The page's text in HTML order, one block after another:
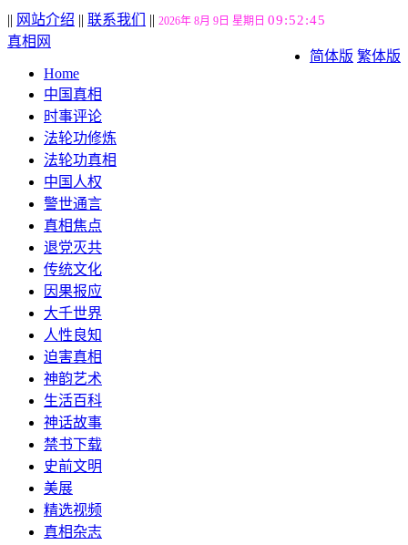
|| 网站介绍 || 联系我们 || 2026年 8月 9日 星期日 09:52:46
简体版 繁体版
真相网
Home
中国真相
时事评论
法轮功修炼
法轮功真相
中国人权
警世通言
真相焦点
退党灭共
传统文化
因果报应
大千世界
人性良知
迫害真相
神韵艺术
生活百科
神话故事
禁书下载
史前文明
美展
精选视频
真相杂志